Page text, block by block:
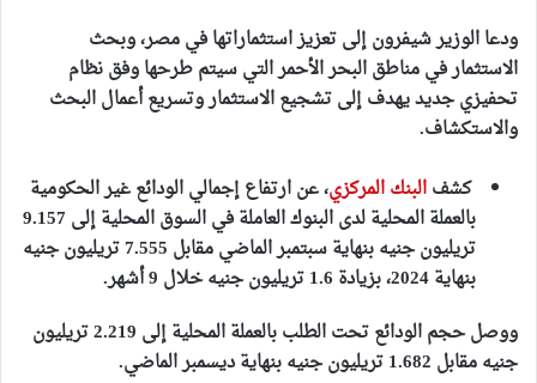
ودعا الوزير شيفرون إلى تعزيز استثماراتها في مصر، وبحث
الاستثمار في مناطق البحر الأحمر التي سيتم طرحها وفق نظام
تحفيزي جديد يهدف إلى تشجيع الاستثمار وتسريع أعمال البحث
والاستكشاف.
كشفالبنك المركزي، عنارتفاع إجمالي الودائع غير الحكومية
بالعملة المحلية لدى البنوك العاملة في السوق المحلية إلى 9.157
تريليون جنيه بنهاية سبتمبر الماضي مقابل 7.555 تريليون جنيه
بنهاية 2024،
بزيادة 1.6 تريليون جنيه خلال 9 أشهر.
ووصل حجم الودائع تحت الطلب بالعملة المحلية إلى 2.219 تريليون
جنيه مقابل 1.682 تريليون جنيه بنهاية ديسمبر الماضي.